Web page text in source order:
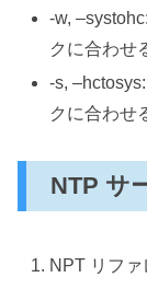
-w,
クに合わせ
-s,
クに合わせ
NTP サ
NPT リフ